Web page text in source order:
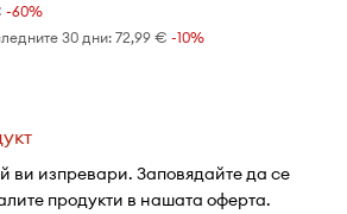
-60%
30 дни: 72,99 € -10%
ви изпревари. Заповядайте да се
продукти в нашата оферта.